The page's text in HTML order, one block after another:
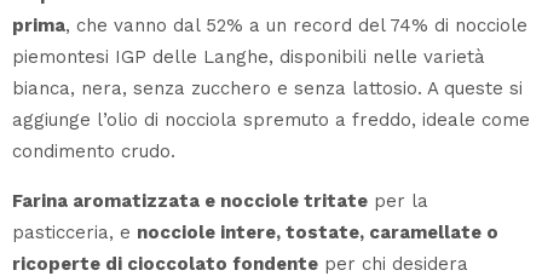
prima, che vanno dal 52% a un record del 74% di nocciole
piemontesi IGP delle Langhe, disponibili nelle varietà
bianca, nera, senza zucchero e senza lattosio. A queste si
aggiunge l’olio di nocciola spremuto a freddo, ideale come
condimento crudo.
Farina aromatizzata e nocciole tritate per la
pasticceria, e nocciole intere, tostate, caramellate o
ricoperte di cioccolato fondente per chi desidera